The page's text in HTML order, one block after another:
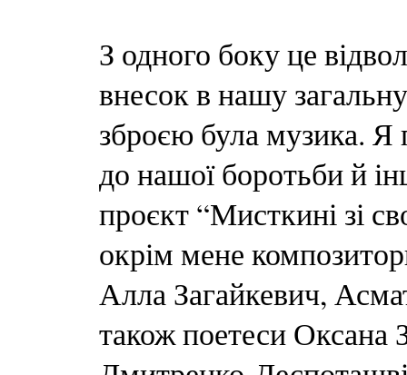
З одного боку це
внесок в нашу
зброєю була музика. Я
до нашої боротьби й
проєкт “Мисткині зі
окрім мене
Алла Загайкевич,
також поетеси Оксана